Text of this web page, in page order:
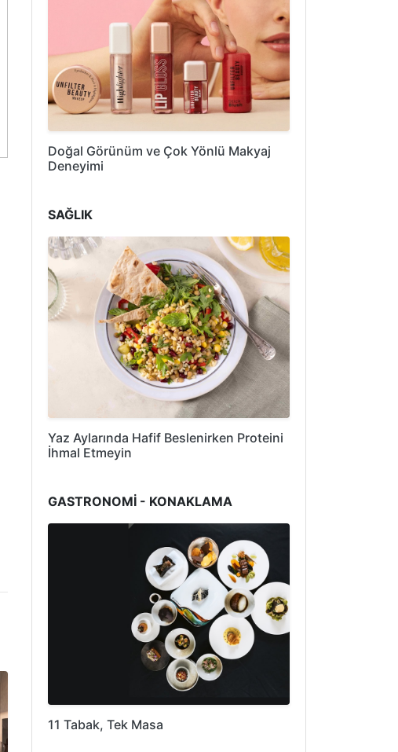
Doğal Görünüm ve Çok Yönlü Makyaj
Deneyimi
SAĞLIK
Yaz Aylarında Hafif Beslenirken Proteini
İhmal Etmeyin
GASTRONOMİ - KONAKLAMA
11 Tabak, Tek Masa